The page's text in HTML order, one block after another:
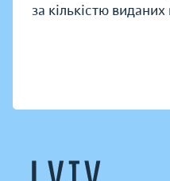
за кількістю виданих